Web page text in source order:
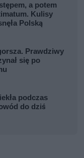
a potem
Kulisy
Polską
Prawdziwy
się po
podczas
do dziś